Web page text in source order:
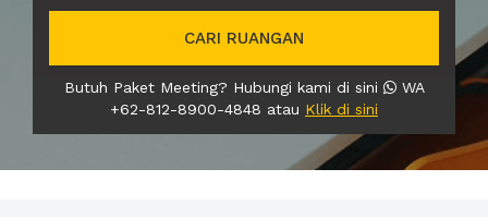
CARI RUANGAN
Butuh Paket Meeting? Hubungi kami di sini
WA
+62-812-8900-4848 atau Klik di sini